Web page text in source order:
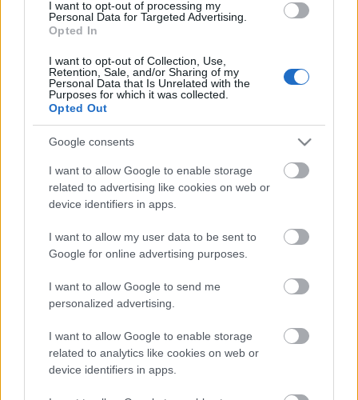
I want to opt-out of processing my
Personal Data for Targeted Advertising.
Opted In
I want to opt-out of Collection, Use,
Retention, Sale, and/or Sharing of my
Personal Data that Is Unrelated with the
Purposes for which it was collected.
Opted Out
Google consents
I want to allow Google to enable storage
related to advertising like cookies on web or
device identifiers in apps.
I want to allow my user data to be sent to
Google for online advertising purposes.
I want to allow Google to send me
personalized advertising.
I want to allow Google to enable storage
related to analytics like cookies on web or
device identifiers in apps.
4. hét hétfő
Reggel müzli. Ebédre párolt zöldségek szardíniával
és egy kis sárgabarackos gombóccal. Uzsonnára
pufi, majd vacsorára saláta ...
3. hét - Republik Österreich, -0,5 kg
Lzooltan •2013. július 15.
Reggelire a szokásos müzli. Tízóraira saláta
joghurttal, paprika, paradicsom, pufi és egy kis
2. hét - Áááááááááá, -0,3 kg
Lzooltan •2013. július 09.
A kúra második hete elég extrémre sikerült. Annyit